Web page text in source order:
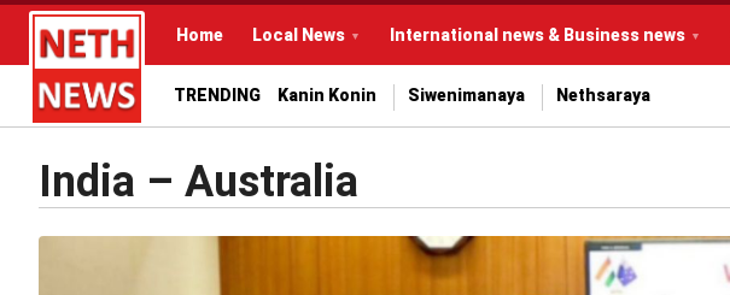
Home Local News International news & Business news
TRENDING Kanin Konin Siwenimanaya Nethsaraya
India – Australia